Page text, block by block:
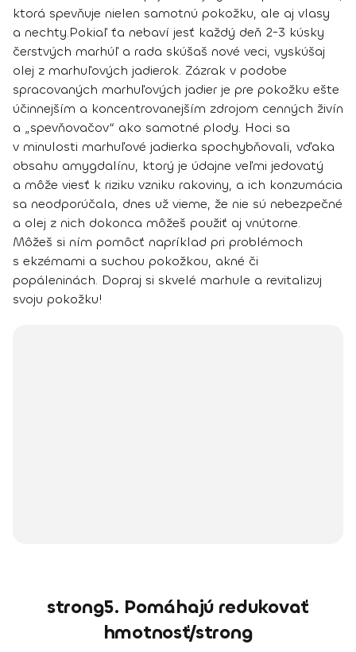
ktorá spevňuje nielen samotnú pokožku, ale aj vlasy
a nechty.Pokiaľ ťa nebaví jesť každý deň 2-3 kúsky
čerstvých marhúľ a rada skúšaš nové veci, vyskúšaj
olej z marhuľových jadierok. Zázrak v podobe
spracovaných marhuľových jadier je pre pokožku ešte
účinnejším a koncentrovanejším zdrojom cenných živín
a „spevňovačov“ ako samotné plody. Hoci sa
v minulosti marhuľové jadierka spochybňovali, vďaka
obsahu amygdalínu, ktorý je údajne veľmi jedovatý
a môže viesť k riziku vzniku rakoviny, a ich konzumácia
sa neodporúčala, dnes už vieme, že nie sú nebezpečné
a olej z nich dokonca môžeš použiť aj vnútorne.
Môžeš si ním pomôcť napríklad pri problémoch
s ekzémami a suchou pokožkou, akné či
popáleninách. Dopraj si skvelé marhule a revitalizuj
svoju pokožku!
strong5. Pomáhajú redukovať
hmotnosť/strong